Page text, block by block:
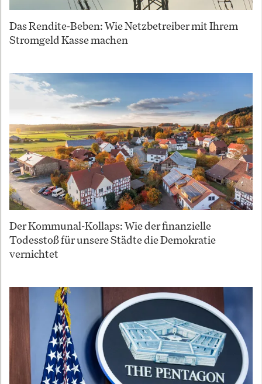
Das Rendite-Beben: Wie Netzbetreiber mit Ihrem
Stromgeld Kasse machen
Der Kommunal-Kollaps: Wie der finanzielle
Todesstoß für unsere Städte die Demokratie
vernichtet